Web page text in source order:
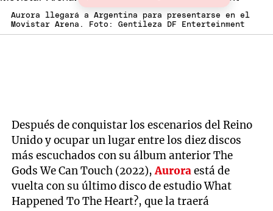
Aurora llegará a Argentina para presentarse en el
Movistar Arena. Foto: Gentileza DF Enterteinment
Después de conquistar los escenarios del Reino
Unido y ocupar un lugar entre los diez discos
más escuchados con su álbum anterior The
Gods We Can Touch (2022),Auroraestá de
vuelta con su último disco de estudio What
Happened To The Heart?, que la traerá